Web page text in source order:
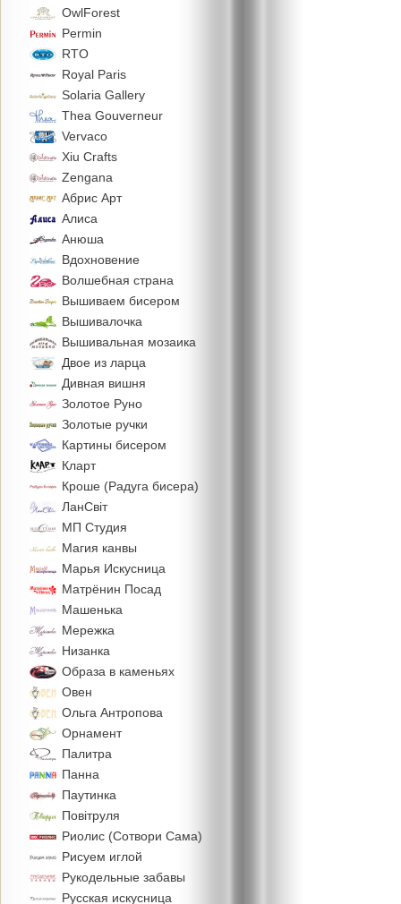
OwlForest
Permin
RTO
Royal Paris
Solaria Gallery
Thea Gouverneur
Vervaco
Xiu Crafts
Zengana
Абрис Арт
Алиса
Анюша
Вдохновение
Волшебная страна
Вышиваем бисером
Вышивалочка
Вышивальная мозаика
Двое из ларца
Дивная вишня
Золотое Руно
Золотые ручки
Картины бисером
Кларт
Кроше (Радуга бисера)
ЛанСвiт
МП Студия
Магия канвы
Марья Искусница
Матрёнин Посад
Машенька
Мережка
Низанка
Образа в каменьях
Овен
Ольга Антропова
Орнамент
Палитра
Панна
Паутинка
Повiтруля
Риолис (Сотвори Сама)
Рисуем иглой
Рукодельные забавы
Русская искусница